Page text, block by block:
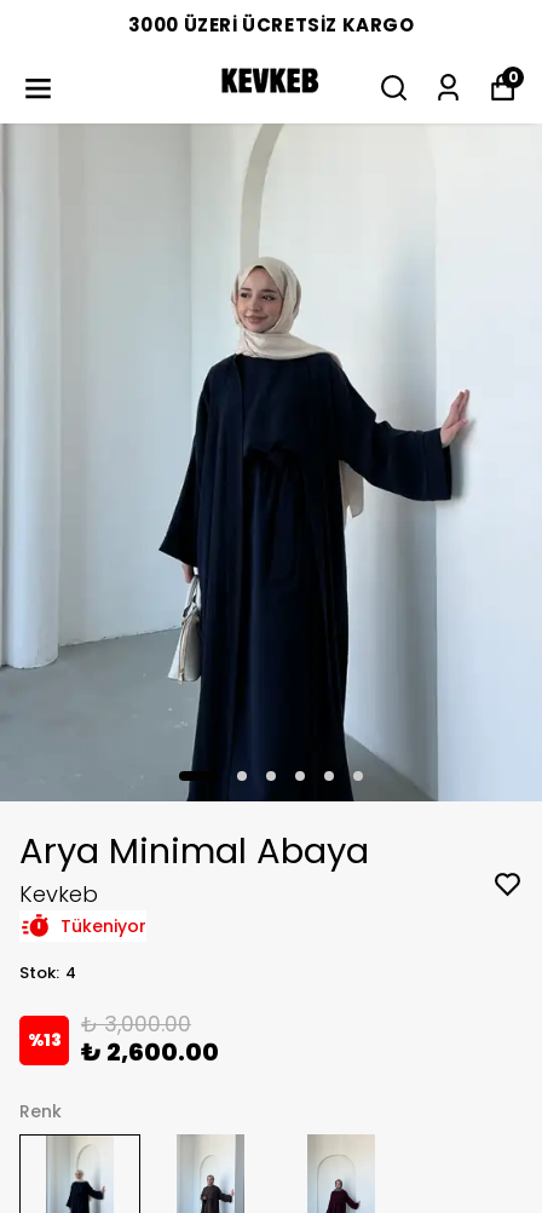
3000 ÜZERİ ÜCRETSİZ KARGO
0
Arya Minimal Abaya
Kevkeb
Tükeniyor
Stok: 4
%13
₺ 3,000.00
₺ 2,600.00
Renk